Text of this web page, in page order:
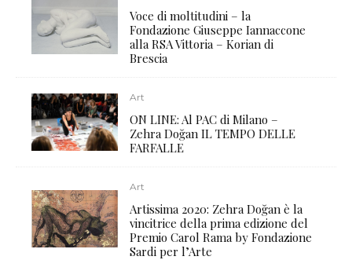
Voce di moltitudini – la
Fondazione Giuseppe Iannaccone
alla RSA Vittoria – Korian di
Brescia
Art
ON LINE: Al PAC di Milano –
Zehra Doğan IL TEMPO DELLE
FARFALLE
Art
Artissima 2020: Zehra Doğan è la
vincitrice della prima edizione del
Premio Carol Rama by Fondazione
Sardi per l’Arte